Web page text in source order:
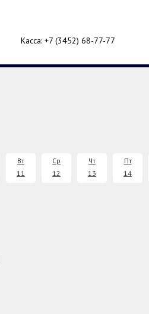
Касса: +7 (3452) 68-77-77
Вт
11
Ср
12
Чт
13
Пт
14